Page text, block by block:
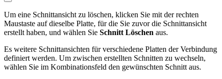
Um eine Schnittansicht zu löschen, klicken Sie mit der rechten
Maustaste auf dieselbe Platte, für die Sie zuvor die Schnittansicht
erstellt haben, und wählen Sie Schnitt Löschen aus.
Es weitere Schnittansichten für verschiedene Platten der Verbindung
definiert werden. Um zwischen erstellten Schnitten zu wechseln,
wählen Sie im Kombinationsfeld den gewünschten Schnitt aus.